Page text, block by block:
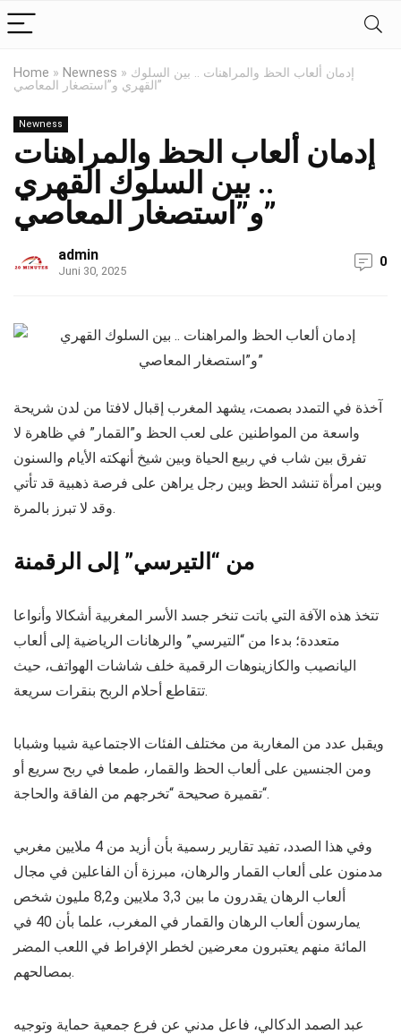
Home » Newness » إدمان ألعاب الحظ والمراهنات .. بين السلوك
القهري و”استصغار المعاصي”
Newness
إدمان ألعاب الحظ والمراهنات
.. بين السلوك القهري
و”استصغار المعاصي”
admin
Juni 30, 2025
0
آخذة في التمدد بصمت، يشهد المغرب إقبال لافتا من لدن شريحة
واسعة من المواطنين على لعب الحظ و”القمار” في ظاهرة لا
تفرق بين شاب في ربيع الحياة وبين شيخ أنهكته الأيام والسنون
وبين امرأة تنشد الحظ وبين رجل يراهن على فرصة ذهبية قد تأتي
وقد لا تبرز بالمرة.
من “التيرسي” إلى الرقمنة
تتخذ هذه الآفة التي باتت تنخر جسد الأسر المغربية أشكالا وأنواعا
متعددة؛ بدءا من “التيرسي” والرهانات الرياضية إلى ألعاب
اليانصيب والكازينوهات الرقمية خلف شاشات الهواتف، حيث
تتقاطع أحلام الربح بنقرات سريعة.
ويقبل عدد من المغاربة من مختلف الفئات الاجتماعية شيبا وشبابا
ومن الجنسين على ألعاب الحظ والقمار، طمعا في ربح سريع أو
“تقميرة صحيحة “تخرجهم من الفاقة والحاجة.
وفي هذا الصدد، تفيد تقارير رسمية بأن أزيد من 4 ملايين مغربي
مدمنون على ألعاب القمار والرهان، مبرزة أن الفاعلين في مجال
ألعاب الرهان يقدرون ما بين 3,3 ملايين و8,2 مليون شخص
يمارسون ألعاب الرهان والقمار في المغرب، علما بأن 40 في
المائة منهم يعتبرون معرضين لخطر الإفراط في اللعب المضر
بمصالحهم.
عبد الصمد الدكالي، فاعل مدني عن فرع جمعية حماية وتوجيه